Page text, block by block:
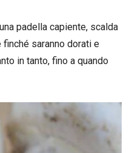
padella capiente, scalda
saranno dorati e
in tanto, fino a quando